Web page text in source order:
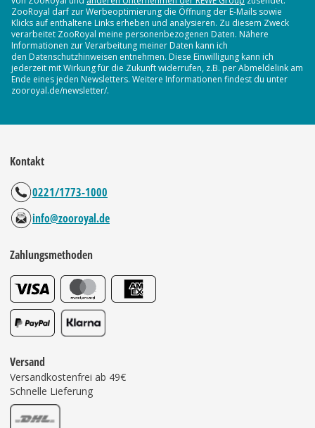
ZooRoyal darf zur Werbeoptimierung die Öffnung der E-Mails sowie
Klicks auf enthaltene Links erheben und analysieren. Zu diesem Zweck
verarbeitet ZooRoyal meine personenbezogenen Daten. Nähere
Informationen zur Verarbeitung meiner Daten kann ich
den Datenschutzhinweisen entnehmen. Diese Einwilligung kann ich
jederzeit mit Wirkung für die Zukunft widerrufen, z.B. per Abmeldelink am
Ende eines jeden Newsletters. Weitere Informationen findest du unter
zooroyal.de/newsletter/.
Kontakt
0221/1773-1000
info@zooroyal.de
Zahlungsmethoden
Versand
Versandkostenfrei ab 49€
Schnelle Lieferung